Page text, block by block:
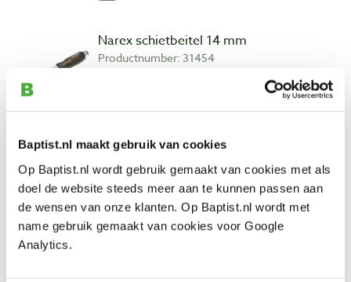
Baptist.nl maakt gebruik van cookies
Op Baptist.nl wordt gebruik gemaakt van cookies met als
doel de website steeds meer aan te kunnen passen aan
de wensen van onze klanten. Op Baptist.nl wordt met
name gebruik gemaakt van cookies voor Google
Analytics.
Narex schietbeitel 14 mm
Productnumber: 31454
Compare
Narex schietbeitel 16 mm
Productnumber: 31455